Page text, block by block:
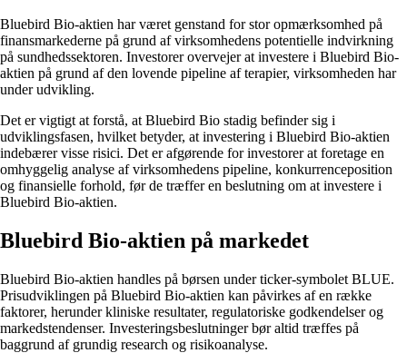
Bluebird Bio-aktien har været genstand for stor opmærksomhed på
finansmarkederne på grund af virksomhedens potentielle indvirkning
på sundhedssektoren. Investorer overvejer at investere i Bluebird Bio-
aktien på grund af den lovende pipeline af terapier, virksomheden har
under udvikling.
Det er vigtigt at forstå, at Bluebird Bio stadig befinder sig i
udviklingsfasen, hvilket betyder, at investering i Bluebird Bio-aktien
indebærer visse risici. Det er afgørende for investorer at foretage en
omhyggelig analyse af virksomhedens pipeline, konkurrenceposition
og finansielle forhold, før de træffer en beslutning om at investere i
Bluebird Bio-aktien.
Bluebird Bio-aktien på markedet
Bluebird Bio-aktien handles på børsen under ticker-symbolet BLUE.
Prisudviklingen på Bluebird Bio-aktien kan påvirkes af en række
faktorer, herunder kliniske resultater, regulatoriske godkendelser og
markedstendenser. Investeringsbeslutninger bør altid træffes på
baggrund af grundig research og risikoanalyse.